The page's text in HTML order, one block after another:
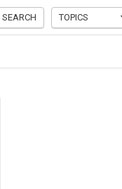
SEARCH TOPICS